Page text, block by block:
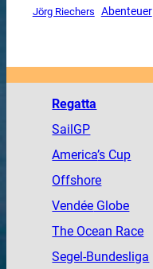
Jörg Riechers Abenteuer
Regatta
SailGP
America’s Cup
Offshore
Vendée Globe
The Ocean Race
Segel-Bundesliga